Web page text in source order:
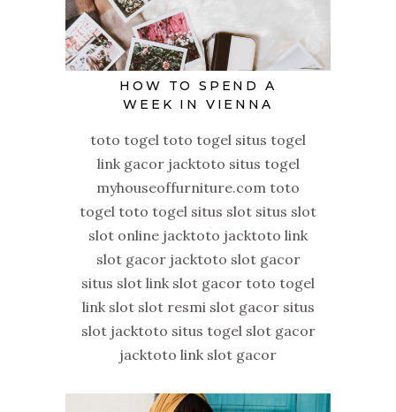
HOW TO SPEND A
WEEK IN VIENNA
toto togel toto togel situs togel
link gacor jacktoto situs togel
myhouseoffurniture.com toto
togel toto togel situs slot situs slot
slot online jacktoto jacktoto link
slot gacor jacktoto slot gacor
situs slot link slot gacor toto togel
link slot slot resmi slot gacor situs
slot jacktoto situs togel slot gacor
jacktoto link slot gacor